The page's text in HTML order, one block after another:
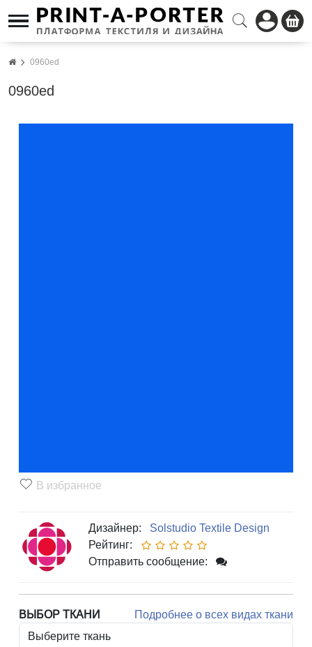
0960ed
0960ed
В избранное
Дизайнер:
Solstudio Textile Design
Рейтинг:
Отправить сообщение:
ВЫБОР ТКАНИ Подробнее о всех видах ткани